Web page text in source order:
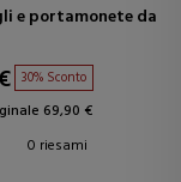
e portamonete da
30% Sconto
69,90 €
0 riesami